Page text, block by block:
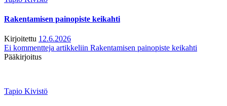
Rakentamisen painopiste keikahti
Kirjoitettu 12.6.2026
Ei kommentteja artikkeliin Rakentamisen painopiste keikahti
Pääkirjoitus
Tapio Kivistö